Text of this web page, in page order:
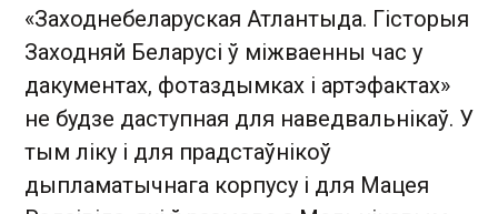
«Заходнебеларуская Атлантыда. Гісторыя
Заходняй Беларусі ў міжваенны час у
дакументах, фотаздымках і артэфактах»
не будзе даступная для наведвальнікаў. У
тым ліку і для прадстаўнікоў
дыпламатычнага корпусу і для Мацея